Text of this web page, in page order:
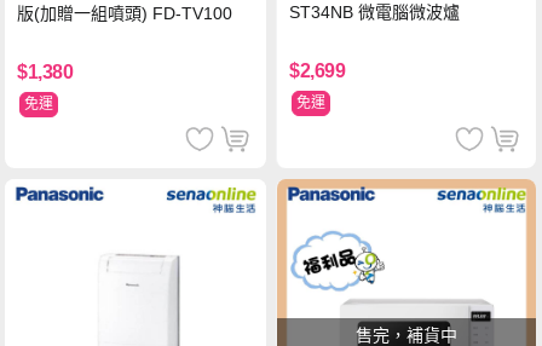
版(加贈一組噴頭) FD-TV100
$1,380
免運
ST34NB 微電腦微波爐
$2,699
免運
售完，補貨中